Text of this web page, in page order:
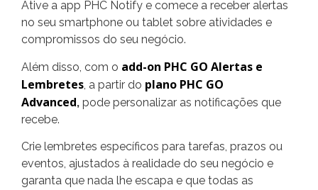
Ative a app PHC Notify e comece a receber alertas
no seu smartphone ou tablet sobre atividades e
compromissos do seu negócio.
Além disso, com o add-on PHC GO Alertas e
Lembretes, a partir do plano PHC GO
Advanced, pode personalizar as notificações que
recebe.
Crie lembretes específicos para tarefas, prazos ou
eventos, ajustados à realidade do seu negócio e
garanta que nada lhe escapa e que todas as